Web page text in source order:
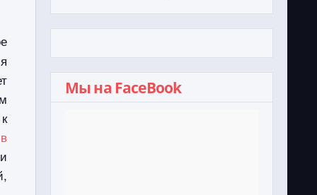
Мы на FaceBook